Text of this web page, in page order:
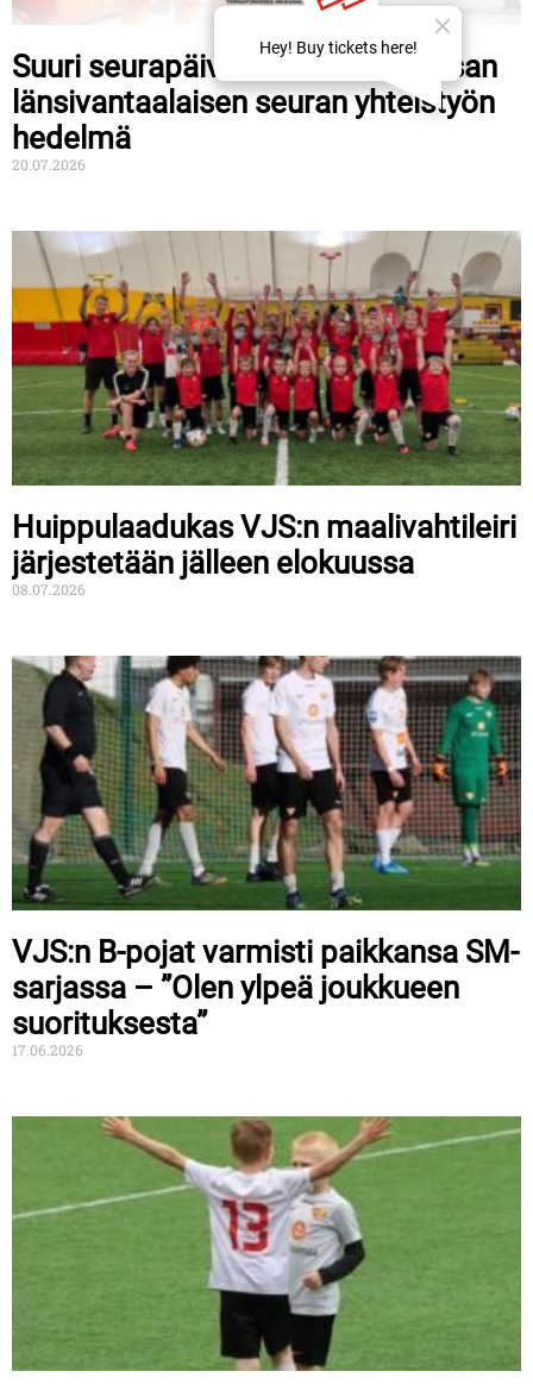
Suuri seurapäivä 15.8. – kahdeksan
länsivantaalaisen seuran yhteistyön
hedelmä
20.07.2026
Huippulaadukas VJS:n maalivahtileiri
järjestetään jälleen elokuussa
08.07.2026
VJS:n B-pojat varmisti paikkansa SM-
sarjassa – ”Olen ylpeä joukkueen
suorituksesta”
17.06.2026